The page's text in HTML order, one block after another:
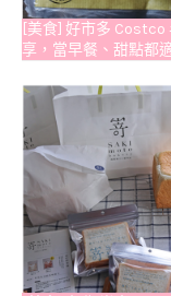
[美食] 好市多
享，當早餐、甜點都